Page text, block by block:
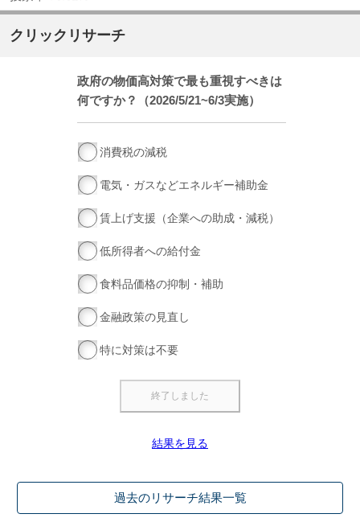
クリックリサーチ
政府の物価高対策で最も重視すべきは
何ですか？（2026/5/21~6/3実施）
消費税の減税
電気・ガスなどエネルギー補助金
賃上げ支援（企業への助成・減税）
低所得者への給付金
食料品価格の抑制・補助
金融政策の見直し
特に対策は不要
結果を見る
過去のリサーチ結果一覧